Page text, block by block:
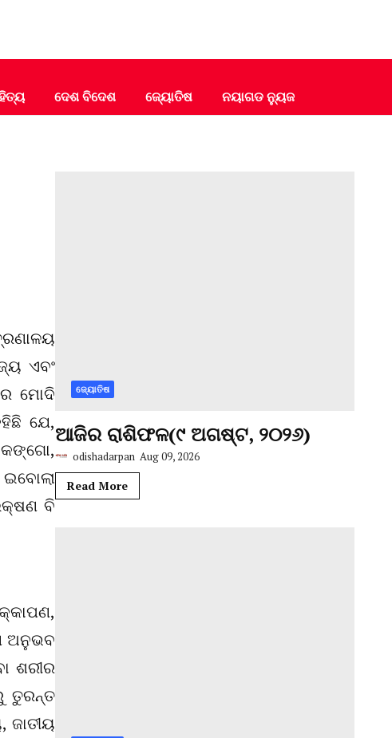
ଦେଶ ବିଦେଶ ଜ୍ୟୋତିଷ ନୟାଗଡ ନ୍ୟୁଜ
ଏବଂ
ମୋଦି
ଯେ,
କଙ୍ଗୋ,
ବି
ଅନୁଭବ
ଶରୀର
ତୁରନ୍ତ
ଜ୍ୟୋତିଷ
ଆଜିର ରାଶିଫଳ(୯ ଅଗଷ୍ଟ, ୨୦୨୬)
odishadarpan Aug 09, 2026
Read More